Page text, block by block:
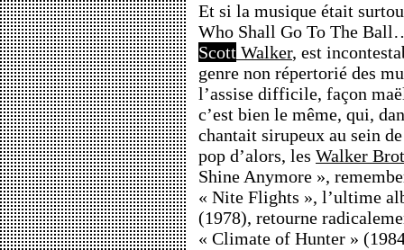
Et si la musique était
Who Shall Go To The
Scott Walker, est
genre non répertorié des
l’assise difficile, façon
c’est bien le même, qui,
chantait sirupeux au sein
pop d’alors, les Walker
Shine Anymore »,
« Nite Flights », l’ultime
(1978), retourne
« Climate of Hunter »